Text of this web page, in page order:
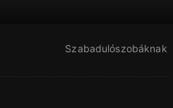
Szabadulószobáknak